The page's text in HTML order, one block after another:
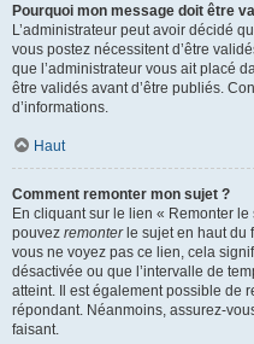
Pourquoi mon message doit être
L’administrateur peut avoir décidé
vous postez nécessitent d’être
que l’administrateur vous ait placé
être validés avant d’être publiés.
d’informations.
Haut
Comment remonter mon sujet ?
En cliquant sur le lien « Remonter
pouvez remonterle sujet en haut du
vous ne voyez pas ce lien, cela
désactivée ou que l’intervalle de
atteint. Il est également possible de
répondant. Néanmoins, assurez-
faisant.